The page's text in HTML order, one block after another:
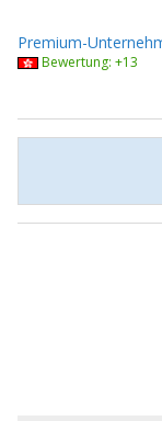
Premium-
Bewertung: +13